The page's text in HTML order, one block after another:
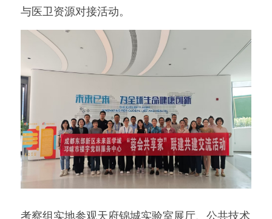
与医卫资源对接活动。
考察组实地参观天府锦城实验室展厅、公共技术